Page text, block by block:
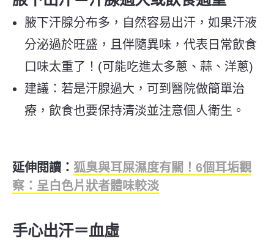
腋下汗腺分布多，自然容易出汗，如果汗液
分泌過於旺盛，且伴隨異味，代表日常飲食
口味太重了！(可能吃進太多蔥、蒜、洋蔥)
建議：若是汗腺過大，可到醫院做簡單治
療，飲食也要保持清淡並注意個人衛生。
延伸閱讀： 狐臭與耳屎濕度有關！6個耳垢觀
察：呈白色片狀者體味較淡
手心出汗＝血虛